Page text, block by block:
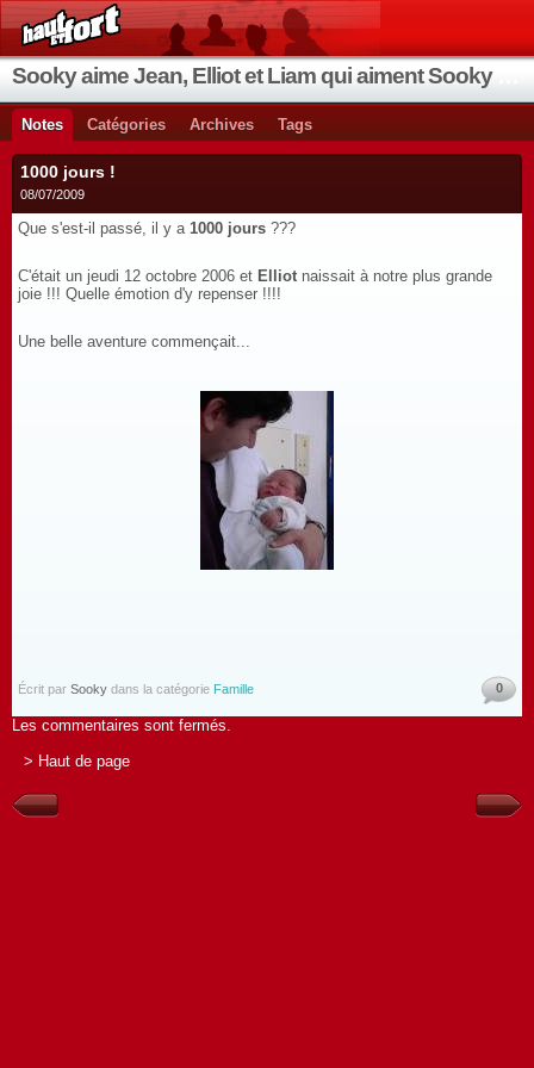
Notes Catégories Archives Tags
1000 jours !
08/07/2009
Que s'est-il passé, il y a 1000 jours ???
C'était un jeudi 12 octobre 2006 et Elliot naissait à notre plus grande
joie !!! Quelle émotion d'y repenser !!!!
Une belle aventure commençait...
Écrit par Sooky dans la catégorie Famille 0
Les commentaires sont fermés.
> Haut de page